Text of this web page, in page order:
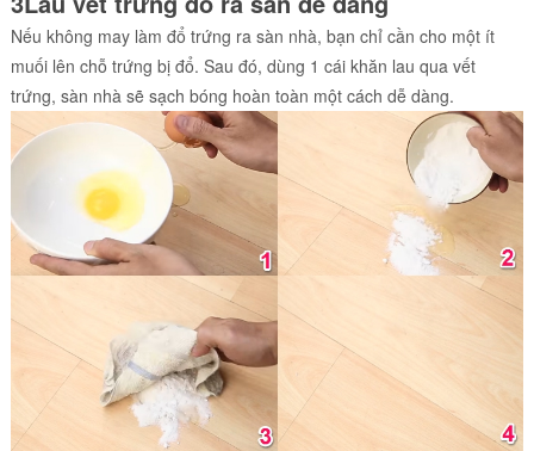
Nếu không may làm đổ trứng ra sàn nhà, bạn chỉ cần cho một ít
muối lên chỗ trứng bị đổ. Sau đó, dùng 1 cái khăn lau qua vết
trứng, sàn nhà sẽ sạch bóng hoàn toàn một cách dễ dàng.